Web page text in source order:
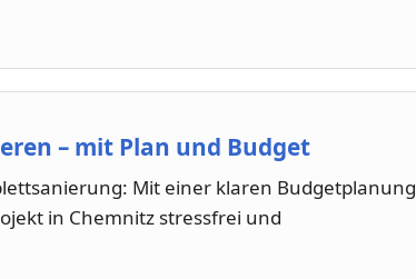
– mit Plan und Budget
Mit einer klaren Budgetplanung
in Chemnitz stressfrei und